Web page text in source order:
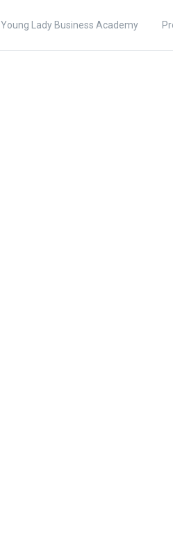
Young Lady Business Academy